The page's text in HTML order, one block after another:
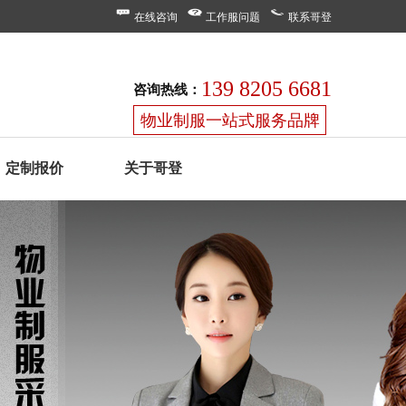
在线咨询 工作服问题 联系哥登
咨询热线： 139 8205 6681
物业制服一站式服务品牌
定制报价 关于哥登